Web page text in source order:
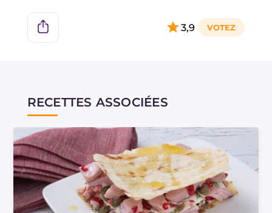
3,9
RECETTES ASSOCIÉES